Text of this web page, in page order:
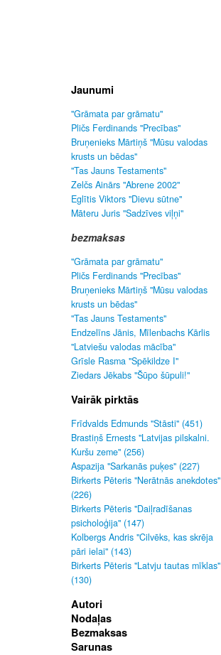
Jaunumi
"Grāmata par grāmatu"
Pličs Ferdinands "Precības"
Bruņenieks Mārtiņš "Mūsu valodas
krusts un bēdas"
"Tas Jauns Testaments"
Zelčs Ainārs "Abrene 2002"
Eglītis Viktors "Dievu sūtne"
Māteru Juris "Sadzīves viļņi"
bezmaksas
"Grāmata par grāmatu"
Pličs Ferdinands "Precības"
Bruņenieks Mārtiņš "Mūsu valodas
krusts un bēdas"
"Tas Jauns Testaments"
Endzelīns Jānis, Mīlenbachs Kārlis
"Latviešu valodas mācība"
Grīsle Rasma "Spēkildze I"
Ziedars Jēkabs "Šūpo šūpuli!"
Vairāk pirktās
Frīdvalds Edmunds "Stāsti" (451)
Brastiņš Ernests "Latvijas pilskalni.
Kuršu zeme" (256)
Aspazija "Sarkanās puķes" (227)
Birkerts Pēteris "Nerātnās anekdotes"
(226)
Birkerts Pēteris "Daiļradīšanas
psicholoģija" (147)
Kolbergs Andris "Cilvēks, kas skrēja
pāri ielai" (143)
Birkerts Pēteris "Latvju tautas mīklas"
(130)
Autori
Nodaļas
Bezmaksas
Sarunas